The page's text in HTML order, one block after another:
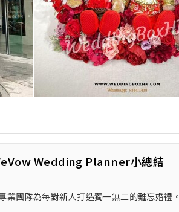
Wedding Planner小總結
團隊為每對新人打造獨一無二的難忘婚禮。